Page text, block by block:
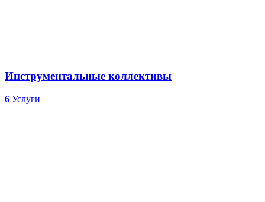
Инструментальные коллективы
6 Услуги